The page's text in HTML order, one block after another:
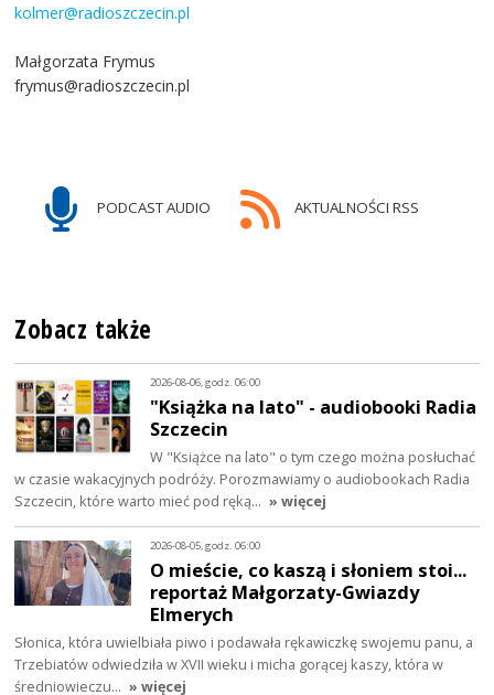
kolmer@radioszczecin.pl
Małgorzata Frymus
frymus@radioszczecin.pl
PODCAST AUDIO AKTUALNOŚCI RSS
Zobacz także
2026-08-06, godz. 06:00
"Książka na lato" - audiobooki Radia
Szczecin
W "Książce na lato" o tym czego można posłuchać
w czasie wakacyjnych podróży. Porozmawiamy o audiobookach Radia
Szczecin, które warto mieć pod ręką… » więcej
2026-08-05, godz. 06:00
O mieście, co kaszą i słoniem stoi...
reportaż Małgorzaty-Gwiazdy
Elmerych
Słonica, która uwielbiała piwo i podawała rękawiczkę swojemu panu, a
Trzebiatów odwiedziła w XVII wieku i micha gorącej kaszy, która w
średniowieczu… » więcej